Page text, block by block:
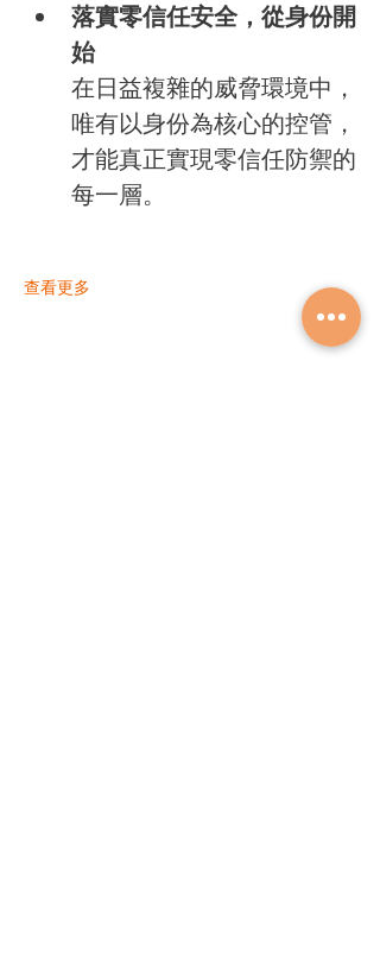
落實零信任安全，從身份開
始
在日益複雜的威脅環境中，
唯有以身份為核心的控管，
才能真正實現零信任防禦的
每一層。
查看更多